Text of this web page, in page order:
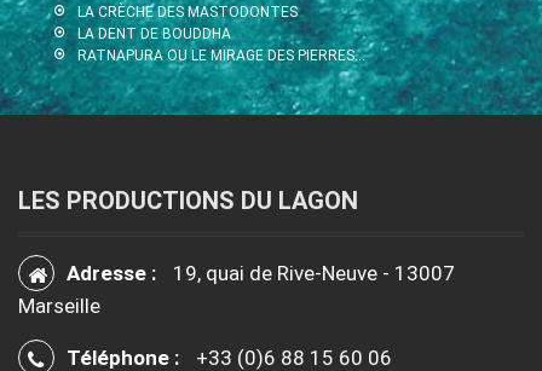
LA CRÈCHE DES MASTODONTES
LA DENT DE BOUDDHA
RATNAPURA OU LE MIRAGE DES PIERRES…
LES PRODUCTIONS DU LAGON
Adresse :
19, quai de Rive-Neuve - 13007
Marseille
Téléphone : +33 (0)6 88 15 60 06